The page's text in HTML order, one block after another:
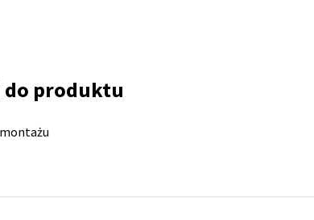
do produktu